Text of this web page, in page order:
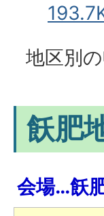
地区別
飫肥
会場…飫